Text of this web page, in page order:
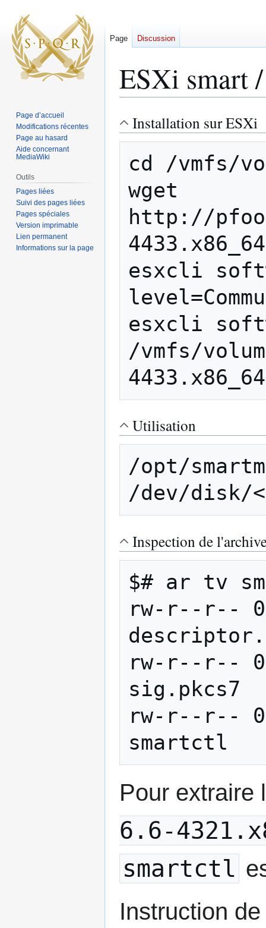
ESXi smart
Aller
à
la
navigation
Aller
à
la
recherche
Installation sur ESXi
cd /vmfs/
wget
http://
esxcli
esxcli
/vmfs/
Utilisation
/opt/
/dev/disk/
Inspection de
$# ar tv
rw-r--r--
rw-r--r--
sig.pkcs7
rw-r--r-- 0/
Pour
6.6-
smartctl
Instruction
Page Discussion
Page d’accueil
Modifications récentes
Page au hasard
Aide concernant
MediaWiki
Outils
Pages liées
Suivi des pages liées
Pages spéciales
Version imprimable
Lien permanent
Informations sur la page